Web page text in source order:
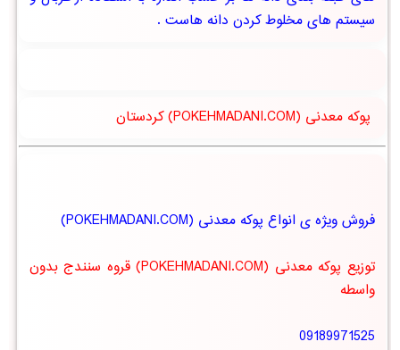
سیستم های مخلوط کردن دانه هاست .
پوکه معدنی (POKEHMADANI.COM) کردستان
فروش ویژه ی انواع پوکه معدنی (POKEHMADANI.COM)
توزیع پوکه معدنی (POKEHMADANI.COM) قروه سنندج بدون
واسطه
09189971525